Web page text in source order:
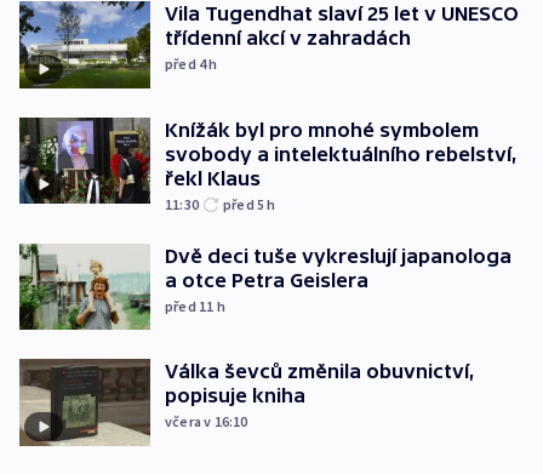
Vila Tugendhat slaví 25 let v UNESCO
třídenní akcí v zahradách
před 4h
Knížák byl pro mnohé symbolem
svobody a intelektuálního rebelství,
řekl Klaus
11:30 před 5h
Dvě deci tuše vykreslují japanologa
a otce Petra Geislera
před 11 h
Válka ševců změnila obuvnictví,
popisuje kniha
včera v 16:10